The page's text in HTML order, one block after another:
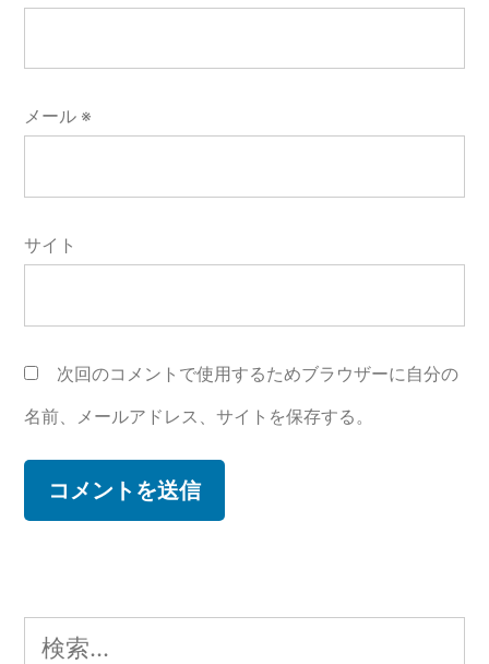
メール ※
サイト
次回のコメントで使用するためブラウザーに自分の
名前、メールアドレス、サイトを保存する。
検